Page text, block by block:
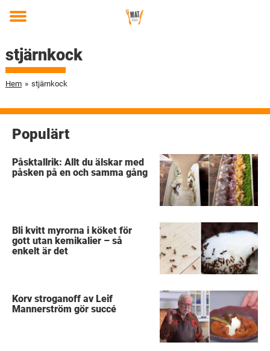
Toggle
stjärnkock
Hem » stjärnkock
Populärt
Påsktallrik: Allt du älskar med
påsken på en och samma gång
Bli kvitt myrorna i köket för
gott utan kemikalier – så
enkelt är det
Korv stroganoff av Leif
Mannerström gör succé